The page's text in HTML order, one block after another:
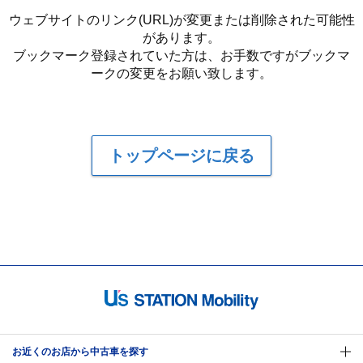
ウェブサイトのリンク(URL)が変更または削除された可能性
があります。
ブックマーク登録されていた方は、お手数ですがブックマ
ークの変更をお願い致します。
トップページに戻る
お近くのお店から中古車を探す